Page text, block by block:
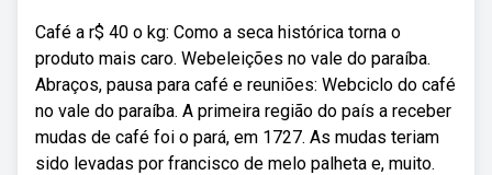
Café a r$ 40 o kg: Como a seca histórica torna o
produto mais caro. Webeleições no vale do paraíba.
Abraços, pausa para café e reuniões: Webciclo do café
no vale do paraíba. A primeira região do país a receber
mudas de café foi o pará, em 1727. As mudas teriam
sido levadas por francisco de melo palheta e, muito.